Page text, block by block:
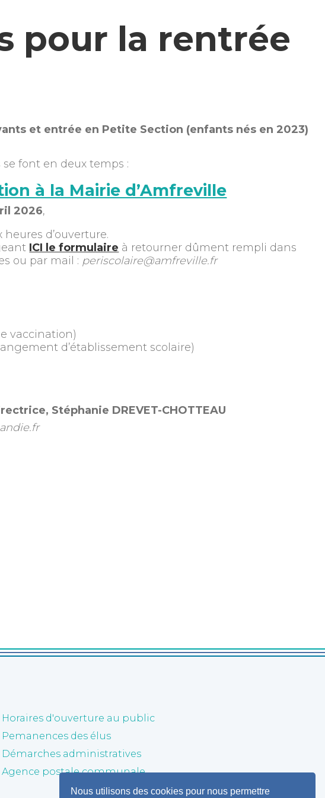
Nous utilisons des cookies pour nous permettre
pour la rentrée
et entrée en Petite Section (enfants nés en 2023)
font en deux temps :
à la Mairie d’Amfreville
2026,
heures d’ouverture.
ICI le formulaire à retourner dûment rempli dans
ou par mail : periscolaire@amfreville.fr
vaccination)
d’établissement scolaire)
Stéphanie DREVET-CHOTTEAU
Horaires d'ouverture au public
Pemanences des élus
Démarches administratives
Agence postale communale